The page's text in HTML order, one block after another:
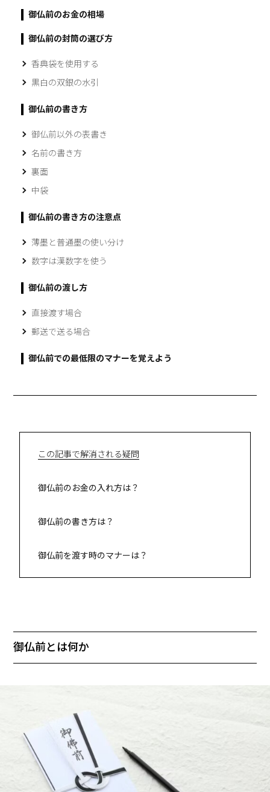
御仏前のお金の相場
御仏前の封筒の選び方
香典袋を使用する
黒白の双銀の水引
御仏前の書き方
御仏前以外の表書き
名前の書き方
裏面
中袋
御仏前の書き方の注意点
薄墨と普通墨の使い分け
数字は漢数字を使う
御仏前の渡し方
直接渡す場合
郵送で送る場合
御仏前での最低限のマナーを覚えよう
この記事で解消される疑問
御仏前のお金の入れ方は？
御仏前の書き方は？
御仏前を渡す時のマナーは？
御仏前とは何か